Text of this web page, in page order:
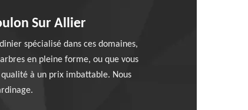
Sur Allier
spécialisé dans ces domaines,
en pleine forme, ou que vous
à un prix imbattable. Nous